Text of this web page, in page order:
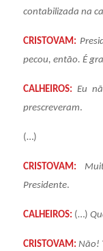
contabilizada na
CRISTOVAM:
pecou, então. É
CALHEIROS: Eu
prescreveram.
(…)
CRISTOVAM:
Presidente.
CALHEIROS: (…)
CRISTOVAM: Não!